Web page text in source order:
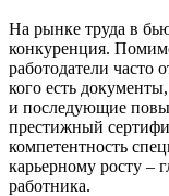
На рынке труда в
конкуренция.
работодатели часто
кого есть
и последующие
престижный
компетентность
карьерному росту –
работника.